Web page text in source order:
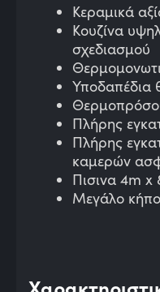
Κεραμικά
Κουζίνα
σχεδιασμού
Υποδαπέδια
Πλήρης
Πλήρης
καμερών
Πισινα 4m
Μεγάλο κήπο